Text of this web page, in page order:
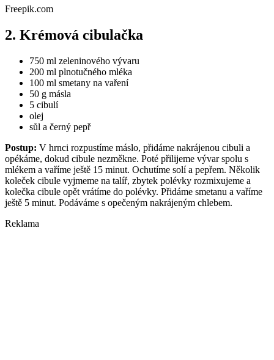
Freepik.com
2. Krémová cibulačka
750 ml zeleninového vývaru
200 ml plnotučného mléka
100 ml smetany na vaření
50 g másla
5 cibulí
olej
sůl a černý pepř
Postup: V hrnci rozpustíme máslo, přidáme nakrájenou cibuli a
opékáme, dokud cibule nezměkne. Poté přilijeme vývar spolu s
mlékem a vaříme ještě 15 minut. Ochutíme solí a pepřem. Několik
koleček cibule vyjmeme na talíř, zbytek polévky rozmixujeme a
kolečka cibule opět vrátíme do polévky. Přidáme smetanu a vaříme
ještě 5 minut. Podáváme s opečeným nakrájeným chlebem.
Reklama